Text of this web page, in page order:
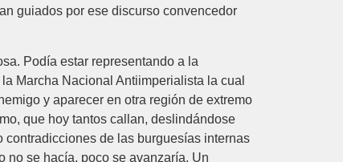
guiados por ese discurso convencedor
Podía estar representando a la
Marcha Nacional Antiimperialista la cual
y aparecer en otra región de extremo
que hoy tantos callan, deslindándose
de las burguesías internas
no se hacía, poco se avanzaría. Un